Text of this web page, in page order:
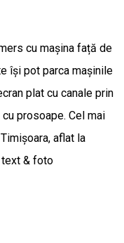
cu mașina față de
își pot parca mașinile
plat cu canale prin
prosoape. Cel mai
aflat la
text & foto